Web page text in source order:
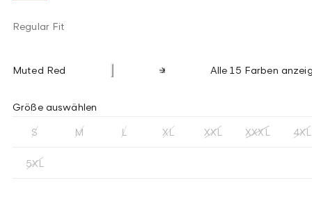
Regular Fit
Muted Red Alle 15 Farben
Größe auswählen
S M L XL XXL XXXL 4XL
5XL